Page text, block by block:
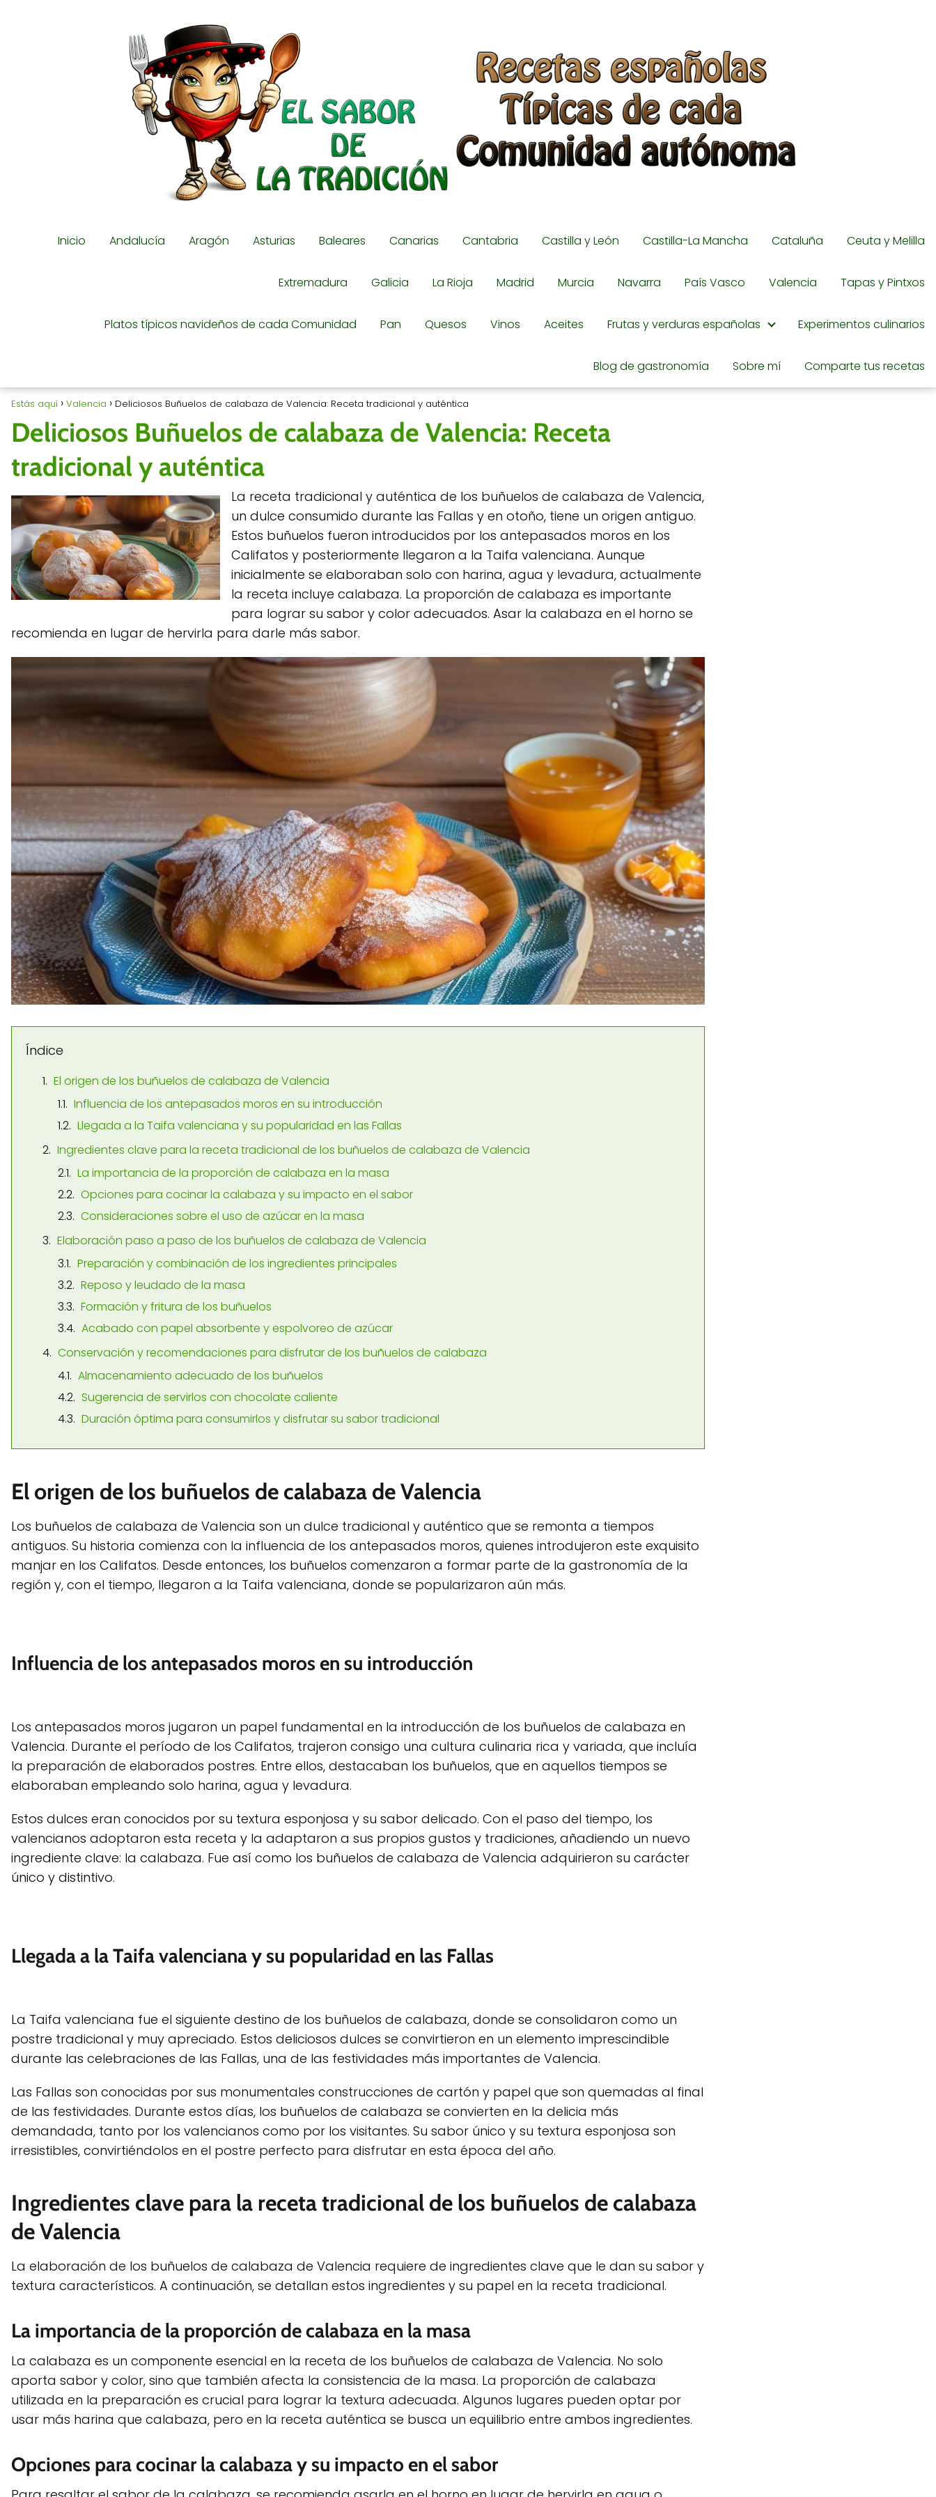
Inicio Andalucía Aragón Asturias Baleares Canarias Cantabria Castilla y León Castilla-La Mancha Cataluña Ceuta y Melilla
Extremadura Galicia La Rioja Madrid Murcia Navarra País Vasco Valencia Tapas y Pintxos
Platos típicos navideños de cada Comunidad Pan Quesos Vinos Aceites Frutas y verduras españolas Experimentos culinarios
Blog de gastronomía Sobre mí Comparte tus recetas
Estás aquí Valencia Deliciosos Buñuelos de calabaza de Valencia: Receta tradicional y auténtica
Deliciosos Buñuelos de calabaza de Valencia: Receta
tradicional y auténtica
La receta tradicional y auténtica de los buñuelos de calabaza de Valencia,
un dulce consumido durante las Fallas y en otoño, tiene un origen antiguo.
Estos buñuelos fueron introducidos por los antepasados moros en los
Califatos y posteriormente llegaron a la Taifa valenciana. Aunque
inicialmente se elaboraban solo con harina, agua y levadura, actualmente
la receta incluye calabaza. La proporción de calabaza es importante
para lograr su sabor y color adecuados. Asar la calabaza en el horno se
recomienda en lugar de hervirla para darle más sabor.
Índice
El origen de los buñuelos de calabaza de Valencia
Influencia de los antepasados moros en su introducción
Llegada a la Taifa valenciana y su popularidad en las Fallas
Ingredientes clave para la receta tradicional de los buñuelos de calabaza de Valencia
La importancia de la proporción de calabaza en la masa
Opciones para cocinar la calabaza y su impacto en el sabor
Consideraciones sobre el uso de azúcar en la masa
Elaboración paso a paso de los buñuelos de calabaza de Valencia
Preparación y combinación de los ingredientes principales
Reposo y leudado de la masa
Formación y fritura de los buñuelos
Acabado con papel absorbente y espolvoreo de azúcar
Conservación y recomendaciones para disfrutar de los buñuelos de calabaza
Almacenamiento adecuado de los buñuelos
Sugerencia de servirlos con chocolate caliente
Duración óptima para consumirlos y disfrutar su sabor tradicional
El origen de los buñuelos de calabaza de Valencia
Los buñuelos de calabaza de Valencia son un dulce tradicional y auténtico que se remonta a tiempos
antiguos. Su historia comienza con la influencia de los antepasados moros, quienes introdujeron este exquisito
manjar en los Califatos. Desde entonces, los buñuelos comenzaron a formar parte de la gastronomía de la
región y, con el tiempo, llegaron a la Taifa valenciana, donde se popularizaron aún más.
Influencia de los antepasados moros en su introducción
Los antepasados moros jugaron un papel fundamental en la introducción de los buñuelos de calabaza en
Valencia. Durante el período de los Califatos, trajeron consigo una cultura culinaria rica y variada, que incluía
la preparación de elaborados postres. Entre ellos, destacaban los buñuelos, que en aquellos tiempos se
elaboraban empleando solo harina, agua y levadura.
Estos dulces eran conocidos por su textura esponjosa y su sabor delicado. Con el paso del tiempo, los
valencianos adoptaron esta receta y la adaptaron a sus propios gustos y tradiciones, añadiendo un nuevo
ingrediente clave: la calabaza. Fue así como los buñuelos de calabaza de Valencia adquirieron su carácter
único y distintivo.
Llegada a la Taifa valenciana y su popularidad en las Fallas
La Taifa valenciana fue el siguiente destino de los buñuelos de calabaza, donde se consolidaron como un
postre tradicional y muy apreciado. Estos deliciosos dulces se convirtieron en un elemento imprescindible
durante las celebraciones de las Fallas, una de las festividades más importantes de Valencia.
Las Fallas son conocidas por sus monumentales construcciones de cartón y papel que son quemadas al final
de las festividades. Durante estos días, los buñuelos de calabaza se convierten en la delicia más
demandada, tanto por los valencianos como por los visitantes. Su sabor único y su textura esponjosa son
irresistibles, convirtiéndolos en el postre perfecto para disfrutar en esta época del año.
Ingredientes clave para la receta tradicional de los buñuelos de calabaza
de Valencia
La elaboración de los buñuelos de calabaza de Valencia requiere de ingredientes clave que le dan su sabor y
textura característicos. A continuación, se detallan estos ingredientes y su papel en la receta tradicional.
La importancia de la proporción de calabaza en la masa
La calabaza es un componente esencial en la receta de los buñuelos de calabaza de Valencia. No solo
aporta sabor y color, sino que también afecta la consistencia de la masa. La proporción de calabaza
utilizada en la preparación es crucial para lograr la textura adecuada. Algunos lugares pueden optar por
usar más harina que calabaza, pero en la receta auténtica se busca un equilibrio entre ambos ingredientes.
Opciones para cocinar la calabaza y su impacto en el sabor